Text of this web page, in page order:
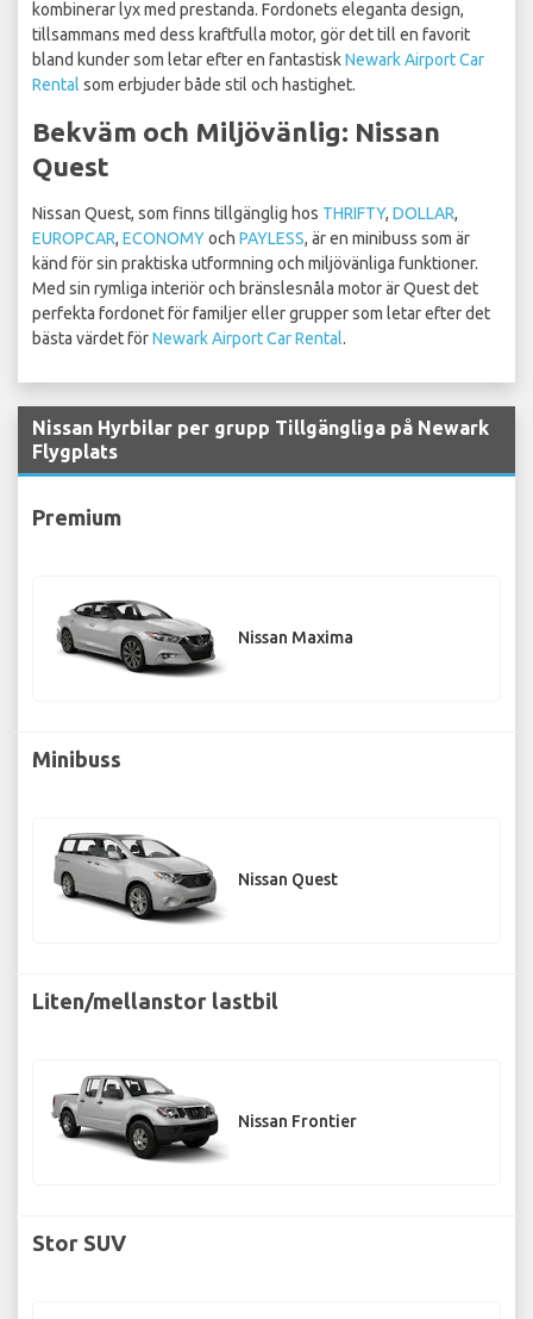
kombinerar lyx med prestanda. Fordonets eleganta design,
tillsammans med dess kraftfulla motor, gör det till en favorit
bland kunder som letar efter en fantastiskNewark Airport Car
Rental som erbjuder både stil och hastighet.
Bekväm och Miljövänlig: Nissan
Quest
Nissan Quest, som finns tillgänglig hos THRIFTY, DOLLAR,
EUROPCAR, ECONOMYoch PAYLESS, är en minibuss som är
känd för sin praktiska utformning och miljövänliga funktioner.
Med sin rymliga interiör och bränslesnåla motor är Quest det
perfekta fordonet för familjer eller grupper som letar efter det
bästa värdet förNewark Airport Car Rental.
Nissan Hyrbilar per grupp Tillgängliga på Newark
Flygplats
Premium
Nissan Maxima
Minibuss
Nissan Quest
Liten/mellanstor lastbil
Nissan Frontier
Stor SUV